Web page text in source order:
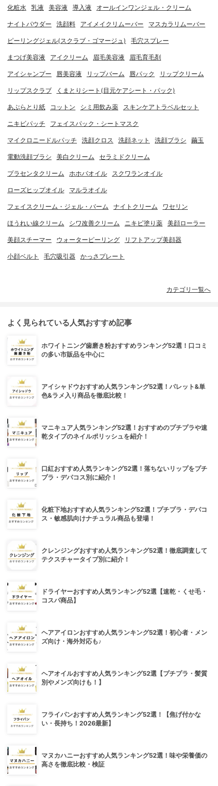
化粧水 乳液 美容液 導入液 オールインワンジェル・クリーム
ナイトパウダー 洗顔料 アイメイクリムーバー マスカラリムーバー
ピーリングジェル(スクラブ・ゴマージュ) 毛穴スプレー
まつげ美容液 アイクリーム 眉毛美容液 眉毛育毛剤
アイシャンプー 唇美容液 リップバーム 唇パック リップクリーム
リップスクラブ くまとりシート(目元ケアシート・パック)
あぶらとり紙 コットン シミ用飲み薬 スキンケアトラベルセット
ニキビパッチ フェイスパック・シートマスク
マイクロニードルパッチ 洗顔クロス 洗顔ネット 洗顔ブラシ 繭玉
電動洗顔ブラシ 美白クリーム セラミドクリーム
プラセンタクリーム ホホバオイル スクワランオイル
ローズヒップオイル マルラオイル
フェイスクリーム・ジェル・バーム ナイトクリーム ワセリン
ほうれい線クリーム シワ改善クリーム ニキビ塗り薬 美顔ローラー
美顔スチーマー ウォーターピーリング リフトアップ美顔器
小顔ベルト 毛穴吸引器 かっさプレート
カテゴリ一覧へ
よく見られている人気おすすめ記事
ホワイトニング歯磨き粉おすすめランキング52選！口コミ
の多い市販品を中心に
アイシャドウおすすめ人気ランキング52選！パレット&単
色&ラメ入り商品を徹底比較！
マニキュア人気ランキング52選！おすすめのプチプラや速
乾タイプのネイルポリッシュを紹介！
口紅おすすめ人気ランキング52選！落ちないリップをプチ
プラ・デパコス別に紹介！
化粧下地おすすめ人気ランキング52選！プチプラ・デパコ
ス・敏感肌向けナチュラル商品も登場！
クレンジングおすすめ人気ランキング52選！徹底調査して
テクスチャータイプ別に紹介！
ドライヤーおすすめ人気ランキング52選【速乾・くせ毛・
コスパ商品】
ヘアアイロンおすすめ人気ランキング52選！初心者・メン
ズ向け・海外対応も♪
ヘアオイルおすすめ人気ランキング52選【プチプラ・髪質
別やメンズ向けも！】
フライパンおすすめ人気ランキング52選！【焦げ付かな
い・長持ち！2026最新】
マヌカハニーおすすめ人気ランキング52選！味や栄養価の
高さを徹底比較・検証